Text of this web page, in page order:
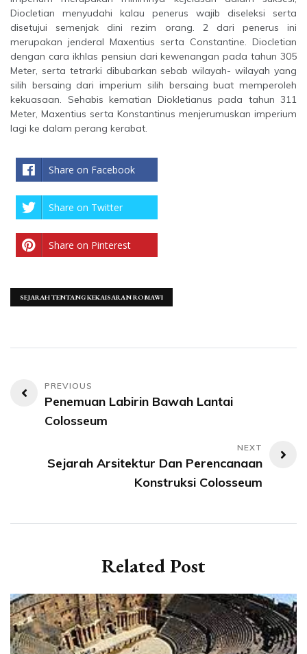
Diocletian menyudahi kalau penerus wajib diseleksi serta
disetujui semenjak dini rezim orang. 2 dari penerus ini
merupakan jenderal Maxentius serta Constantine. Diocletian
dengan cara ikhlas pensiun dari kewenangan pada tahun 305
Meter, serta tetrarki dibubarkan sebab wilayah- wilayah yang
silih bersaing dari imperium silih bersaing buat memperoleh
kekuasaan. Sehabis kematian Diokletianus pada tahun 311
Meter, Maxentius serta Konstantinus menjerumuskan imperium
lagi ke dalam perang kerabat.
Share on Facebook
Share on Twitter
Share on Pinterest
SEJARAH TENTANG KEKAISARAN ROMAWI
Post
navigation
Penemuan Labirin Bawah Lantai
Colosseum
Sejarah Arsitektur Dan Perencanaan
Konstruksi Colosseum
Related Post